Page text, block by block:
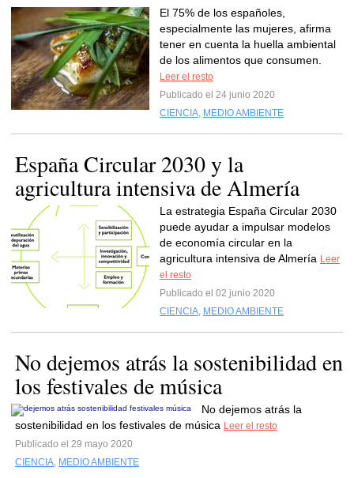
El 75% de los españoles,
especialmente las mujeres, afirma
tener en cuenta la huella ambiental
de los alimentos que consumen.
Leer el resto
Publicado el 24 junio 2020
CIENCIA, MEDIO AMBIENTE
España Circular 2030 y la
agricultura intensiva de Almería
La estrategia España Circular 2030
puede ayudar a impulsar modelos
de economía circular en la
agricultura intensiva de Almería Leer
el resto
Publicado el 02 junio 2020
CIENCIA, MEDIO AMBIENTE
No dejemos atrás la sostenibilidad en
los festivales de música
No dejemos atrás la
sostenibilidad en los festivales de música Leer el resto
Publicado el 29 mayo 2020
CIENCIA, MEDIO AMBIENTE